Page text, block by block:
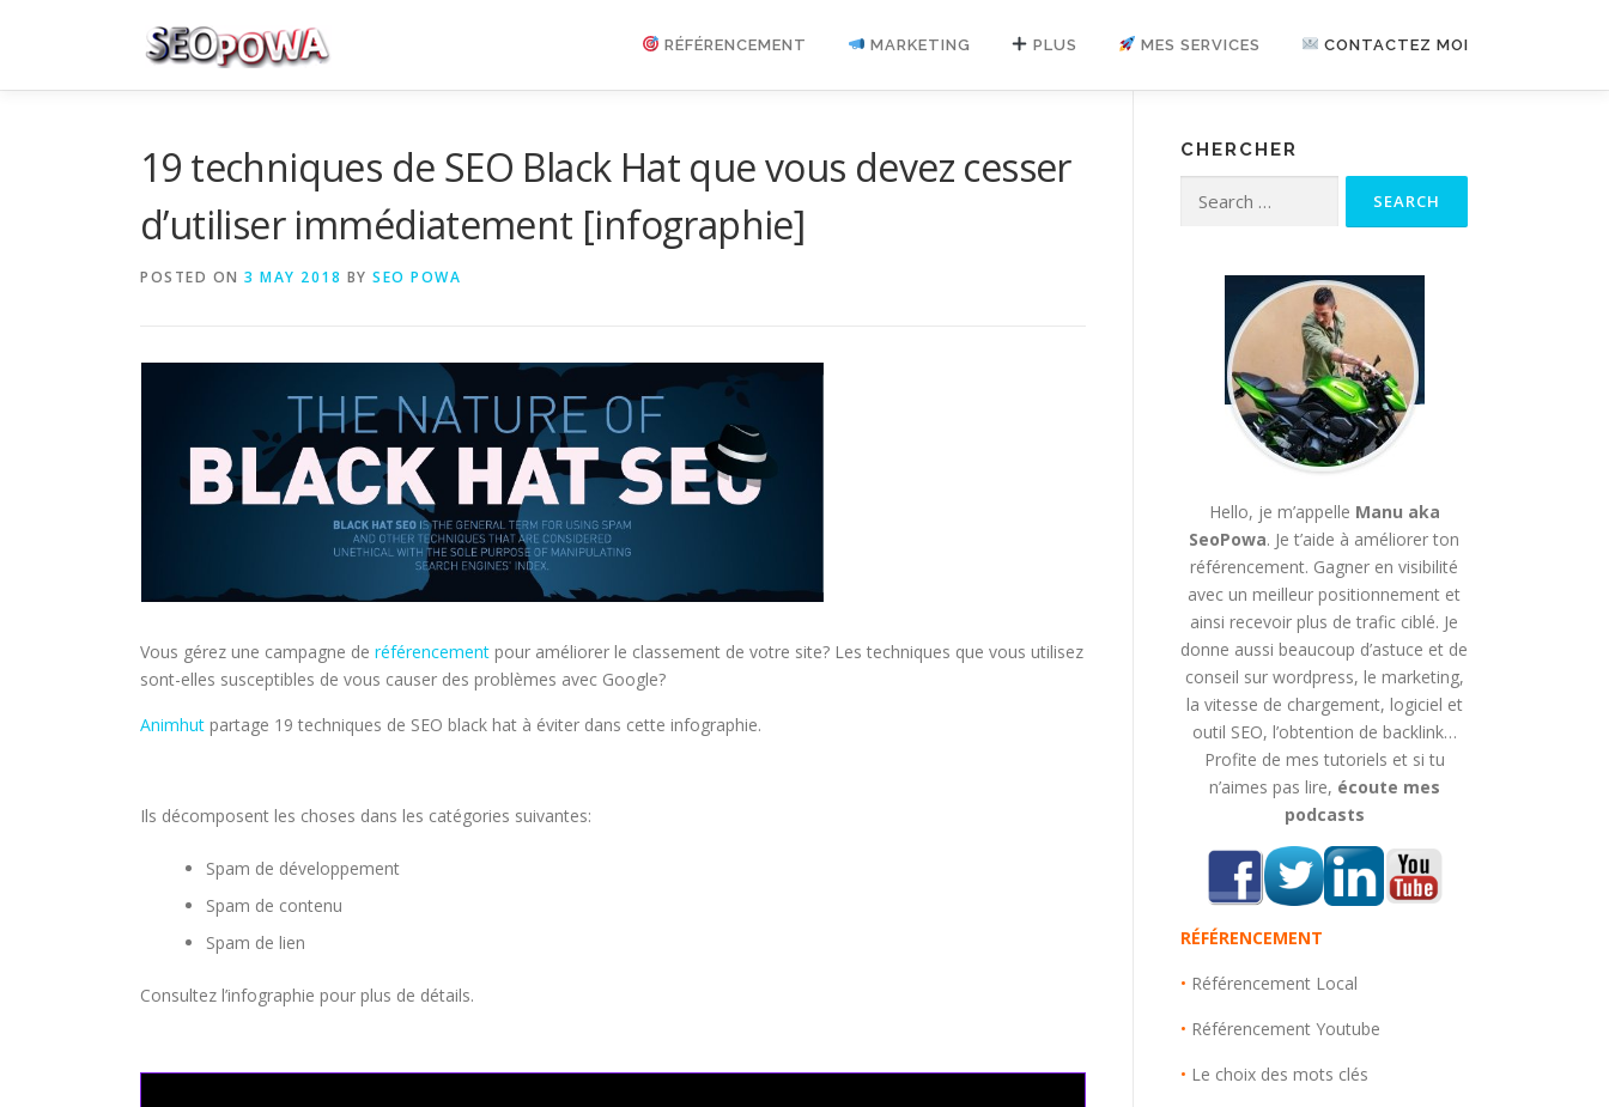
RÉFÉRENCEMENT MARKETING PLUS MES SERVICES CONTACTEZ MOI
19 techniques de SEO Black Hat que vous devez cesser
d’utiliser immédiatement [infographie]
POSTED ON 3 MAY 2018 BY SEO POWA
Vous gérez une campagne de référencement pour améliorer le classement de votre site? Les techniques que vous utilisez
sont-elles susceptibles de vous causer des problèmes avec Google?
Animhut partage 19 techniques de SEO black hat à éviter dans cette infographie.
Ils décomposent les choses dans les catégories suivantes:
Spam de développement
Spam de contenu
Spam de lien
Consultez l’infographie pour plus de détails.
CHERCHER
Search for:
Hello, je m’appelle Manu aka
SeoPowa. Je t’aide à améliorer ton
référencement. Gagner en visibilité
avec un meilleur positionnement et
ainsi recevoir plus de trafic ciblé. Je
donne aussi beaucoup d’astuce et de
conseil sur wordpress, le marketing,
la vitesse de chargement, logiciel et
outil SEO, l’obtention de backlink…
Profite de mes tutoriels et si tu
n’aimes pas lire, écoute mes
podcasts
RÉFÉRENCEMENT
• Référencement Local
• Référencement Youtube
• Le choix des mots clés